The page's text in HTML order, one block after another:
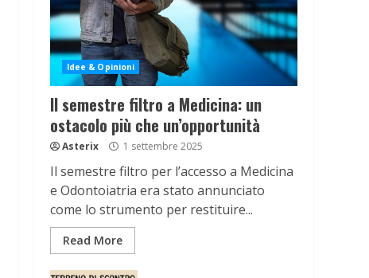
Idee & Opinioni
Il semestre filtro a Medicina: un
ostacolo più che un’opportunità
Asterix 1 settembre 2025
Il semestre filtro per l’accesso a Medicina
e Odontoiatria era stato annunciato
come lo strumento per restituire...
Read More